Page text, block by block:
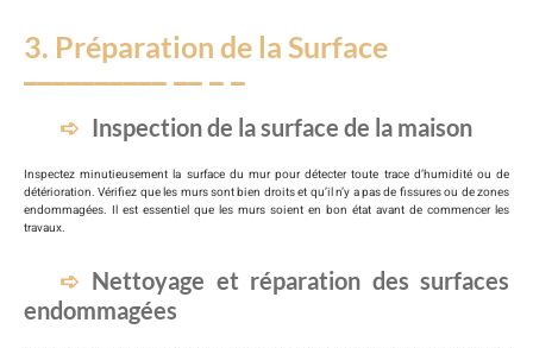
3. Préparation de la Surface
Inspection de la surface de la maison
Inspectez minutieusement la surface du mur pour détecter toute trace d’humidité ou de
détérioration. Vérifiez que les murs sont bien droits et qu’il n’y a pas de fissures ou de zones
endommagées. Il est essentiel que les murs soient en bon état avant de commencer les
travaux.
Nettoyage et réparation des surfaces
endommagées